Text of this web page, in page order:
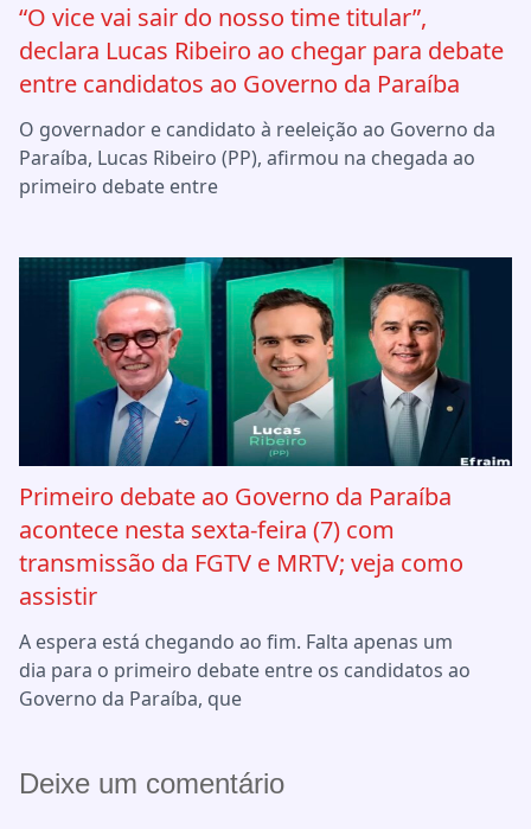
“O vice vai sair do nosso time titular”,
declara Lucas Ribeiro ao chegar para debate
entre candidatos ao Governo da Paraíba
O governador e candidato à reeleição ao Governo da
Paraíba, Lucas Ribeiro (PP), afirmou na chegada ao
primeiro debate entre
Primeiro debate ao Governo da Paraíba
acontece nesta sexta-feira (7) com
transmissão da FGTV e MRTV; veja como
assistir
A espera está chegando ao fim. Falta apenas um
dia para o primeiro debate entre os candidatos ao
Governo da Paraíba, que
Deixe um comentário